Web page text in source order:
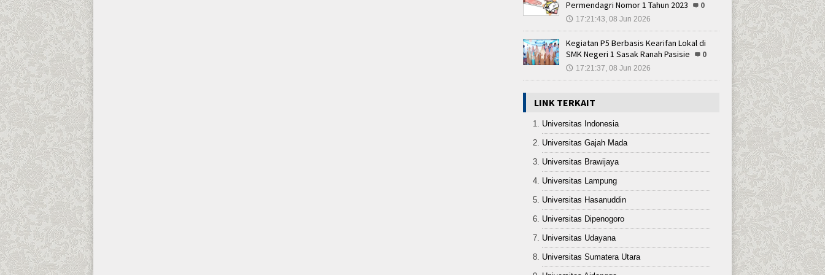
Permendagri Nomor 1 Tahun 2023 0
🕔 17:21:43, 08 Jun 2026
Kegiatan P5 Berbasis Kearifan Lokal di
SMK Negeri 1 Sasak Ranah Pasisie
0
🕔 17:21:37, 08 Jun 2026
LINK TERKAIT
Universitas Indonesia
Universitas Gajah Mada
Universitas Brawijaya
Universitas Lampung
Universitas Hasanuddin
Universitas Dipenogoro
Universitas Udayana
Universitas Sumatera Utara